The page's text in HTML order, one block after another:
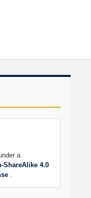
a
ShareAlike 4.0
.